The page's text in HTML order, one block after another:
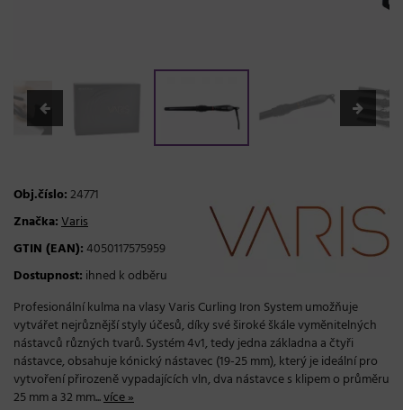
Obj.číslo:24771
Značka:Varis
GTIN (EAN):4050117575959
Dostupnost: ihned k odběru
Profesionální kulma na vlasy Varis Curling Iron System umožňuje
vytvářet nejrůznější styly účesů, díky své široké škále vyměnitelných
nástavců různých tvarů. Systém 4v1, tedy jedna základna a čtyři
nástavce, obsahuje kónický nástavec (19-25 mm), který je ideální pro
vytvoření přirozeně vypadajících vln, dva nástavce s klipem o průměru
25 mm a 32 mm...více »